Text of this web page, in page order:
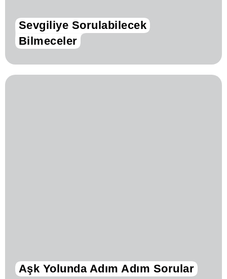
Sevgiliye Sorulabilecek
Bilmeceler
Aşk Yolunda Adım Adım Sorular